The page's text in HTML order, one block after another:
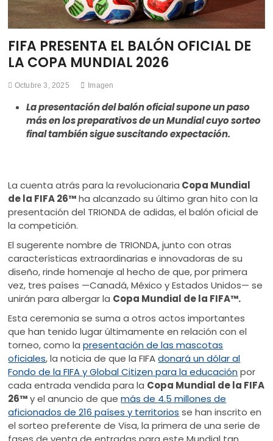
FIFA PRESENTA EL BALÓN OFICIAL DE
LA COPA MUNDIAL 2026
Octubre 3, 2025 Imagen
La presentación del balón oficial supone un paso
más en los preparativos de un Mundial cuyo sorteo
final también sigue suscitando expectación.
La cuenta atrás para la revolucionaria Copa Mundial
de la FIFA 26™ha alcanzado su último gran hito con la
presentación del TRIONDA de adidas, el balón oficial de
la competición.
El sugerente nombre de TRIONDA, junto con otras
características extraordinarias e innovadoras de su
diseño, rinde homenaje al hecho de que, por primera
vez, tres países —Canadá, México y Estados Unidos— se
unirán para albergar la Copa Mundial de la FIFA™.
Esta ceremonia se suma a otros actos importantes
que han tenido lugar últimamente en relación con el
torneo, como lapresentación de las mascotas
oficiales, la noticia de que la FIFAdonará un dólar al
Fondo de la FIFA y Global Citizen para la educación por
cada entrada vendida para la Copa Mundial de la FIFA
26™y el anuncio de quemás de 4.5 millones de
aficionados de 216 países y territorios se han inscrito en
el sorteo preferente de Visa, la primera de una serie de